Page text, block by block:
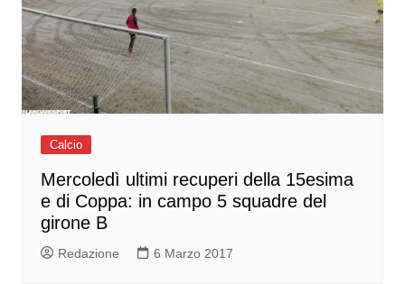
Calcio
Mercoledì ultimi recuperi della 15esima
e di Coppa: in campo 5 squadre del
girone B
Redazione 6 Marzo 2017